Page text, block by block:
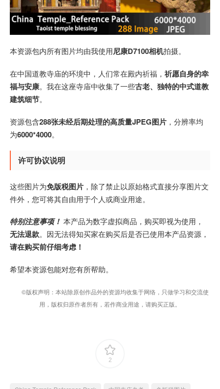
本资源包内所有图片均由我使用尼康D7100相机拍摄。
在中国道教寺庙的环境中，人们常在殿内祈福， 祈愿自身的幸
福与安康。我在这座寺庙中收集了一些古老、独特的中式道教
建筑细节。
资源包含288张未经后期处理的高质量JPEG图片 ，分辨率均
为6000*4000。
许可协议说明
这些图片为免版税图片 ，除了禁止以原始格式直接分享图片文
件外，您可将其自由用于个人或商业用途。
特别注意事项！ 本产品为数字虚拟商品，购买即视为使用，
无法退款。因无法得知买家在购买后是否已使用本产品资源，
请在购买前仔细考虑！
希望本资源包能对您有所帮助。
©版权声明：本站除原创作品外的资源均收集于网络，只做学习和交流使
用，版权归原作者所有，若作商业用途，请购买正版。
2